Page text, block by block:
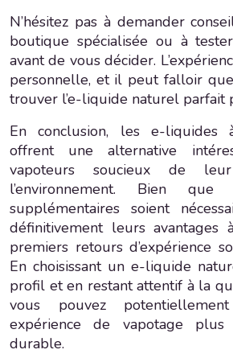
N’hésitez pas à demander
boutique spécialisée ou à
avant de vous décider.
personnelle, et il peut falloir
trouver l’e-liquide naturel parfait
En conclusion, les e-liquides
offrent une alternative
vapoteurs soucieux de
l’environnement. Bien que
supplémentaires soient
définitivement leurs
premiers retours d’expérience
En choisissant un e-liquide
profil et en restant attentif à la
vous pouvez
expérience de vapotage
durable.